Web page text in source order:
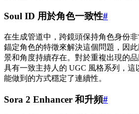
Soul ID 用於角色一致性#
在生成管道中，跨鏡頭保持角色身份
錨定角色的特徵來解決這個問題，因
景和角度持續存在。對於重複出現的
具有一致主持人的 UGC 風格系列，這
能做到的方式穩定了連續性。
Sora 2 Enhancer 和升頻#